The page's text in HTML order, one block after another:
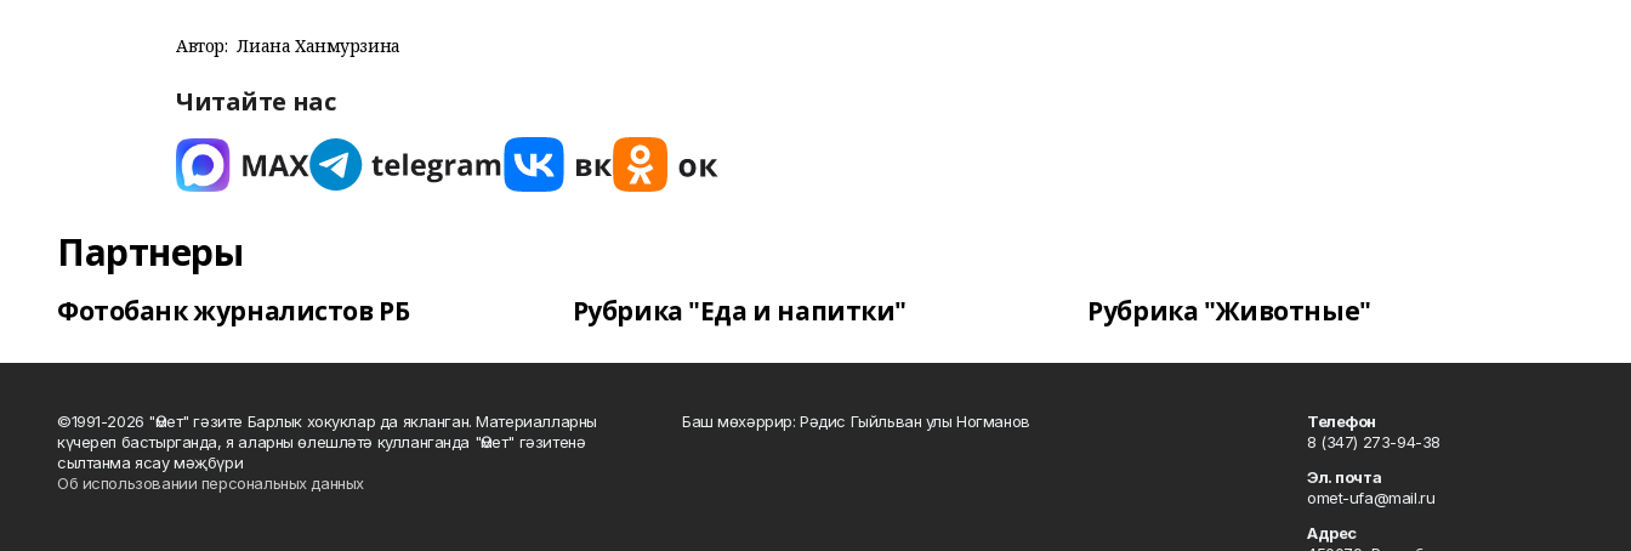
Автор: Лиана Ханмурзина
Читайте нас
Партнеры
Фотобанк журналистов РБ Рубрика "Еда и напитки" Рубрика "Животные"
©1991-2026 "Өмет" гәзите Барлык хокуклар да якланган. Материалларны
күчереп бастырганда, я аларны өлешләтә кулланганда "Өмет" гәзитенә
сылтанма ясау мәҗбүри
Об использовании персональных данных
Баш мөхәррир: Рәдис Гыйльван улы Ногманов
Телефон
8 (347) 273-94-38
Эл. почта
omet-ufa@mail.ru
Адрес